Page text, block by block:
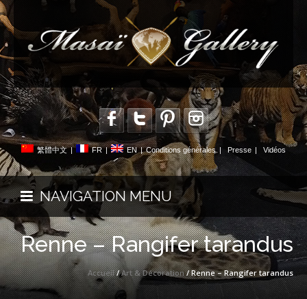
繁體中文 | FR | EN | Conditions générales Presse Vidéos
NAVIGATION MENU
Renne – Rangifer tarandus
Accueil/Art & Décoration/ Renne – Rangifer tarandus